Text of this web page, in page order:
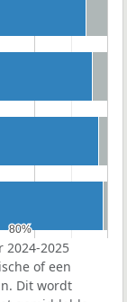
80%
80%
2024-2025
of een
Dit wordt